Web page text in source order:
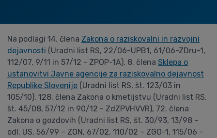
Na podlagi 14. člena Zakona o raziskovalni in razvojni
dejavnosti (Uradni list RS, 22/06-UPB1, 61/06-ZDru-1,
112/07, 9/11 in 57/12 - ZPOP-1A), 8. člena Sklepa o
ustanovitvi Javne agencije za raziskovalno dejavnost
Republike Slovenije (Uradni list RS, št. 123/03 in
105/10), 128. člena Zakona o kmetijstvu (Uradni list RS,
št. 45/08, 57/12 in 90/12 - ZdZPVHVVR), 72. člena
Zakona o gozdovih (Uradni list RS, št. 30/93, 13/98 –
odl. US, 56/99 – ZON, 67/02, 110/02 – ZGO-1, 115/06 –